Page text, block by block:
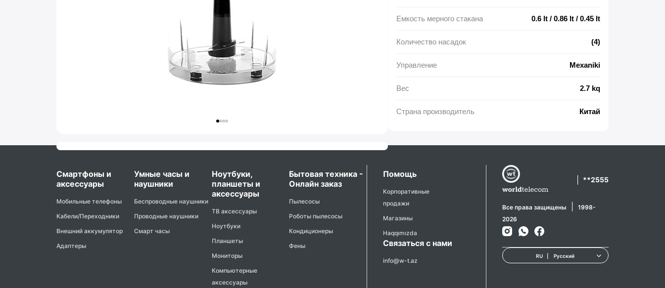
Емкость мерного стакана 0.6 lt / 0.86 lt / 0.45 lt
Количество насадок (4)
Управление Mexaniki
Вес 2.7 kq
Страна производитель Китай
Смартфоны и
аксессуары
Мобильные телефоны
Кабели/Переходники
Внешний аккумулятор
Адаптеры
Умные часы и
наушники
Беспроводные наушники
Проводные наушники
Смарт часы
Ноутбуки,
планшеты и
аксессуары
ТВ аксессуары
Ноутбуки
Планшеты
Мониторы
Компьютерные
аксессуары
Бытовая техника -
Онлайн заказ
Пылесосы
Роботы пылесосы
Кондиционеры
Фены
Помощь
Корпоративные
продажи
Магазины
Haqqımızda
Связаться с нами
info@w-t.az
**2555
Все права защищены
1998-
2026
RU Русский